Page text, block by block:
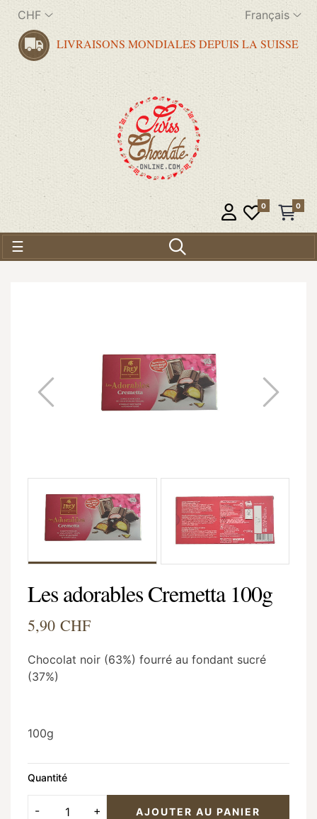
CHF Français
LIVRAISONS MONDIALES DEPUIS LA SUISSE
0 0
Basculer la navigation
☰
Les adorables Cremetta 100g
5,90 CHF
Chocolat noir (63%) fourré au fondant sucré
(37%)
100g
Quantité
AJOUTER AU PANIER